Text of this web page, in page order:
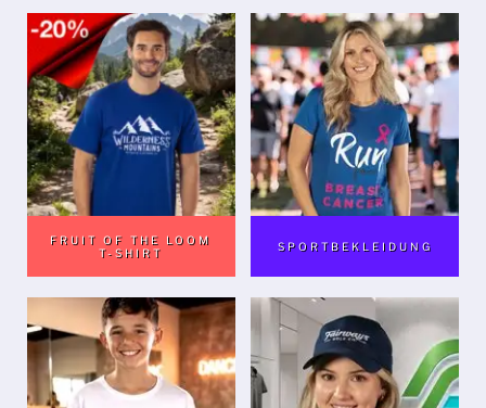
FRUIT OF THE LOOM
T-SHIRT
SPORTBEKLEIDUNG